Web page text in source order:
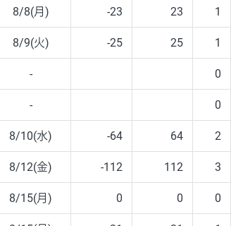
8/8(月) -23 23 1
8/9(火) -25 25 1
- 0
- 0
8/10(水) -64 64 2
8/12(金) -112 112 3
8/15(月) 0 0 0